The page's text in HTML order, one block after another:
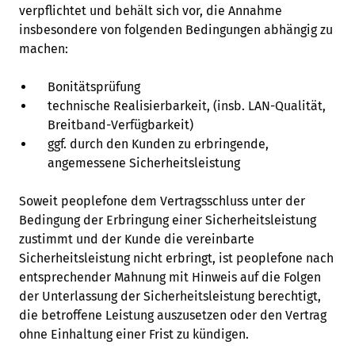
verpflichtet und behält sich vor, die Annahme
insbesondere von folgenden Bedingungen abhängig zu
machen:
Bonitätsprüfung
technische Realisierbarkeit, (insb. LAN-Qualität,
Breitband-Verfügbarkeit)
ggf. durch den Kunden zu erbringende,
angemessene Sicherheitsleistung
Soweit peoplefone dem Vertragsschluss unter der
Bedingung der Erbringung einer Sicherheitsleistung
zustimmt und der Kunde die vereinbarte
Sicherheitsleistung nicht erbringt, ist peoplefone nach
entsprechender Mahnung mit Hinweis auf die Folgen
der Unterlassung der Sicherheitsleistung berechtigt,
die betroffene Leistung auszusetzen oder den Vertrag
ohne Einhaltung einer Frist zu kündigen.